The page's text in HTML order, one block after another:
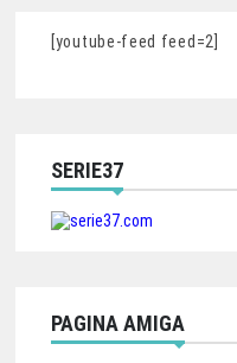
[youtube-feed feed=2]
SERIE37
PAGINA AMIGA